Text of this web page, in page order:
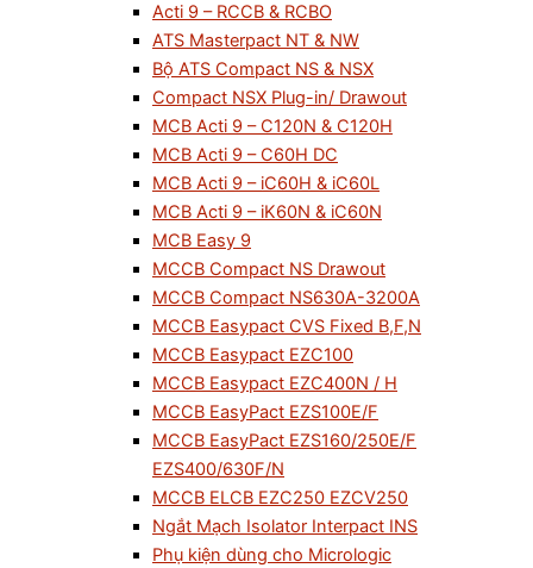
Acti 9 – RCCB & RCBO
ATS Masterpact NT & NW
Bộ ATS Compact NS & NSX
Compact NSX Plug-in/ Drawout
MCB Acti 9 – C120N & C120H
MCB Acti 9 – C60H DC
MCB Acti 9 – iC60H & iC60L
MCB Acti 9 – iK60N & iC60N
MCB Easy 9
MCCB Compact NS Drawout
MCCB Compact NS630A-3200A
MCCB Easypact CVS Fixed B,F,N
MCCB Easypact EZC100
MCCB Easypact EZC400N / H
MCCB EasyPact EZS100E/F
MCCB EasyPact EZS160/250E/F
EZS400/630F/N
MCCB ELCB EZC250 EZCV250
Ngắt Mạch Isolator Interpact INS
Phụ kiện dùng cho Micrologic